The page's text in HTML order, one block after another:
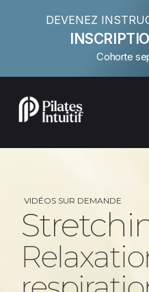
DEVENEZ
Cohorte
VIDÉOS SUR DEMANDE